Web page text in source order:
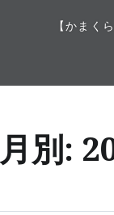
【かまく
月別: